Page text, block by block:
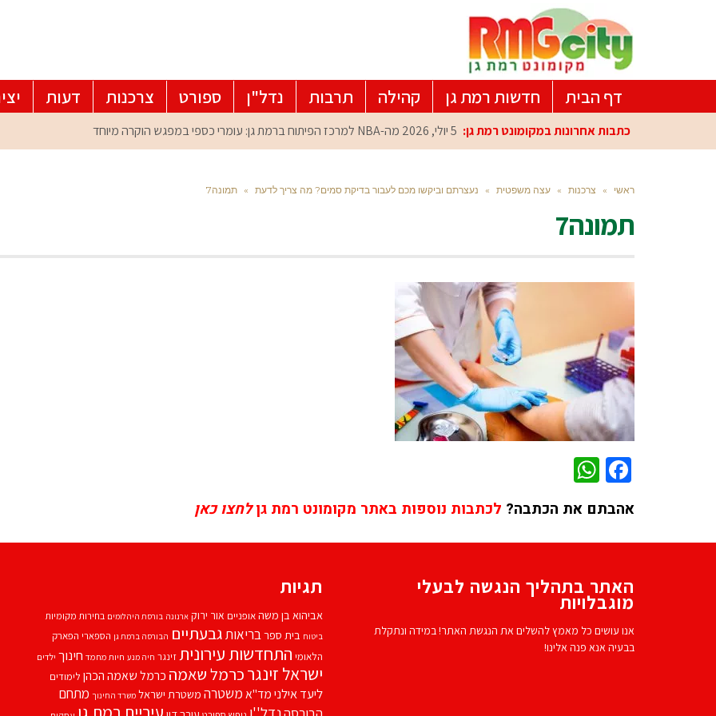
דף הבית חדשות רמת גן קהילה תרבות נדל"ן ספורט צרכנות דעות
כתבות אחרונות במקומונט רמת גן: 5 יולי, 2026 מה-NBA למרכז הפיתוח ברמת גן: עומרי כספי במפגש הוקרה מיוחד
ראשי » צרכנות » עצה משפטית » נעצרתם וביקשו מכם לעבור בדיקת סמים? מה צריך לדעת » תמונה7
תמונה7
Facebook
אהבתם את הכתבה? לכתבות נוספות באתר מקומונט רמת גןלחצו כאן
האתר בתהליך הנגשה לבעלי
מוגבלויות
אנו עושים כל מאמץ להשלים את הנגשת האתר! במידה ונתקלת
בבעיה אנא פנה אלינו!
תגיות
אביהוא בן משהאופניים אור ירוק ארנונה בורסת היהלומים בחירות מקומיות
ביטוח בית ספרבריאותגבעתיים הבורסה ברמת גן הספארי הפארק
הלאומי התחדשות עירוניתזינגר חיה מנע חיות מחמד חינוך ילדים
ישראל זינגרכרמל שאמה כרמל שאמה הכהן לימודים
ליעד אילנימד''אמשטרה משטרת ישראל משרד החינוך מתחם